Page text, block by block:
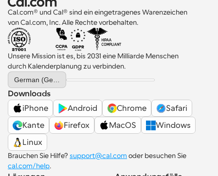
Cal.com® und Cal® sind ein eingetragenes Warenzeichen
von Cal.com, Inc. Alle Rechte vorbehalten.
Unsere Mission ist es, bis 2031 eine Milliarde Menschen
durch Kalenderplanung zu verbinden.
Select Language
Downloads
iPhone
Android Chrome
Safari
Kante
Firefox MacOS
Windows
Linux
Brauchen Sie Hilfe? support@cal.com
cal.com/help.